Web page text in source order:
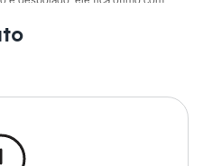
complementando com uma
quem não abre mão do conforto e
logo C&A. Estamos renovando
na produção do produto